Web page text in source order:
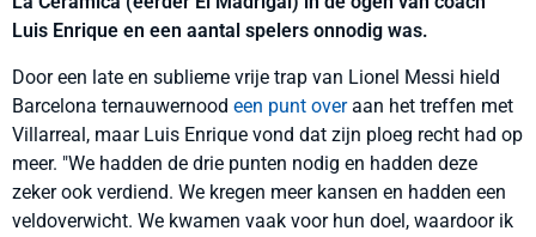
Luis Enrique en een aantal spelers onnodig was.
Door een late en sublieme vrije trap van Lionel Messi hield
Barcelona ternauwernood een punt overaan het treffen met
Villarreal, maar Luis Enrique vond dat zijn ploeg recht had op
meer. "We hadden de drie punten nodig en hadden deze
zeker ook verdiend. We kregen meer kansen en hadden een
veldoverwicht. We kwamen vaak voor hun doel, waardoor ik